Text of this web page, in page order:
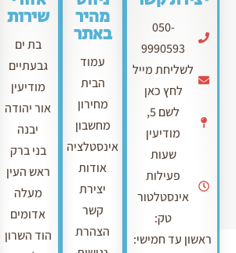
מהיר
באתר
עמוד
הבית
מחירון
מחשבון
אינסטלציה
אודות
יצירת
קשר
הצהרת
050-
9990593
לשליחת מייל
לחץ כאן
לשם 5,
מודיעין
שעות
פעילות
אינסטלטור
טק:
ראשון עד חמישי:
שירות
בת ים
גבעתיים
מודיעין
אור יהודה
יבנה
בני ברק
ראש העין
מעלה
אדומים
הוד השרון